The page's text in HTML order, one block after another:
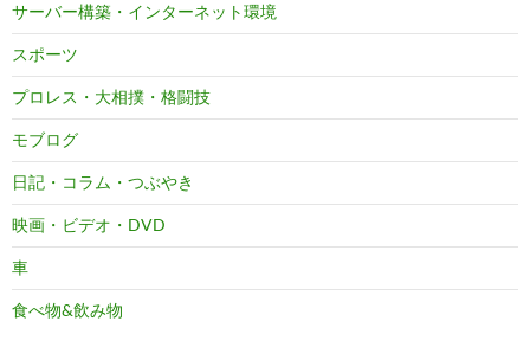
サーバー構築・インターネット環境
スポーツ
プロレス・大相撲・格闘技
モブログ
日記・コラム・つぶやき
映画・ビデオ・DVD
車
食べ物&飲み物